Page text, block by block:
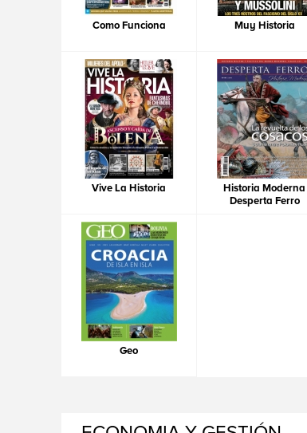
Como Funciona Muy Historia
Vive La Historia
Historia Moderna
Desperta Ferro
Geo